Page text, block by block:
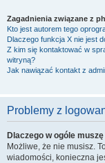
Zagadnienia związane z
Kto jest autorem tego
Dlaczego funkcja X nie jest
Z kim się kontaktować w
witryną?
Jak nawiązać kontakt z
Problemy z
Dlaczego w ogóle
Możliwe, że nie musisz.
wiadomości, konieczna